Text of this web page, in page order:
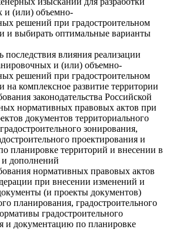
и (или) объемно-
решений при градостроительном
и выбирать оптимальные варианты
последствия влияния реализации
и (или) объемно-
решений при градостроительном
на комплексное развитие территории
законодательства Российской
нормативных правовых актов при
документов территориального
зонирования,
проектирования и
планировке территорий и внесении в
дополнений
нормативных правовых актов
при внесении изменений и
(и проекты документов)
планирования, градостроительного
градостроительного
и документацию по планировке